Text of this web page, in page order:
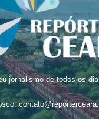
jornalismo de todos os